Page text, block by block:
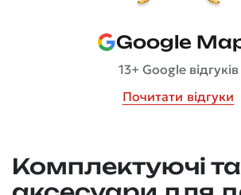
Google
13+ Google відгуків
Почитати відгуки
Комплектуючі та